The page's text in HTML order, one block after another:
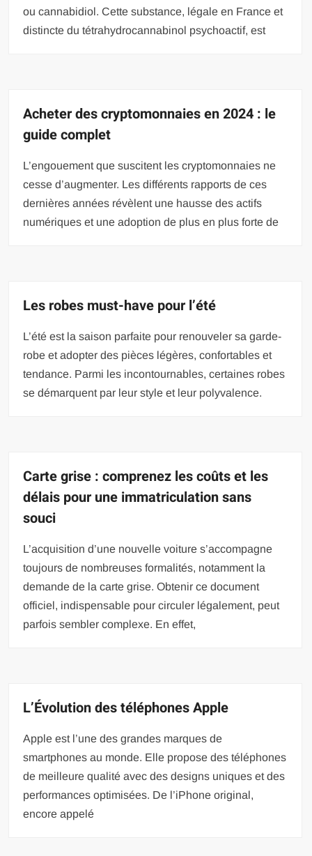
ou cannabidiol. Cette substance, légale en France et
distincte du tétrahydrocannabinol psychoactif, est
Acheter des cryptomonnaies en 2024 : le
guide complet
L’engouement que suscitent les cryptomonnaies ne
cesse d’augmenter. Les différents rapports de ces
dernières années révèlent une hausse des actifs
numériques et une adoption de plus en plus forte de
Les robes must-have pour l’été
L’été est la saison parfaite pour renouveler sa garde-
robe et adopter des pièces légères, confortables et
tendance. Parmi les incontournables, certaines robes
se démarquent par leur style et leur polyvalence.
Carte grise : comprenez les coûts et les
délais pour une immatriculation sans
souci
L’acquisition d’une nouvelle voiture s’accompagne
toujours de nombreuses formalités, notamment la
demande de la carte grise. Obtenir ce document
officiel, indispensable pour circuler légalement, peut
parfois sembler complexe. En effet,
L’Évolution des téléphones Apple
Apple est l’une des grandes marques de
smartphones au monde. Elle propose des téléphones
de meilleure qualité avec des designs uniques et des
performances optimisées. De l’iPhone original,
encore appelé